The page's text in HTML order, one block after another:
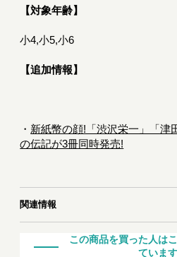
【対象年齢】
小4,小5,小6
【追加情報】
・ 新紙幣の顔!「渋沢栄一」「津
の伝記が3冊同時発売!
関連情報
この商品を買った人は
ています